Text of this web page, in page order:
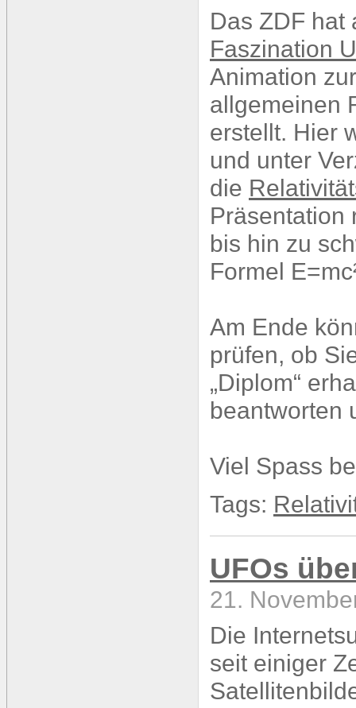
Das ZDF hat
Faszination
Animation
allgemeinen
erstellt. Hier
und unter
die
Präsentation
bis hin zu
Formel
Am Ende
prüfen, ob
„Diplom“
beantworten
Viel Spass
Tags:
UFOs
21.
Die
seit einiger